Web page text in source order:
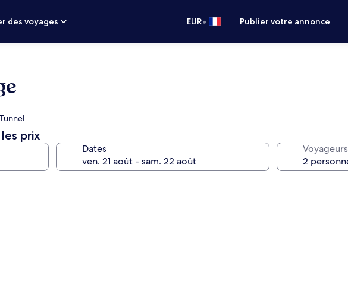
des voyages
EUR• Publier votre annonce
prix
Dates Voyageurs